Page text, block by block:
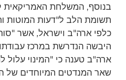
בנוסף, המשלחת האמריקאית
תשומת הלב ל"דעות המוטות
כלפי ארה"ב וישראל, אשר
היבשה הנדרשת במרכז
ארה"ב טענה כי "המינוי עלול
שאר המנדטים המיוחדים של